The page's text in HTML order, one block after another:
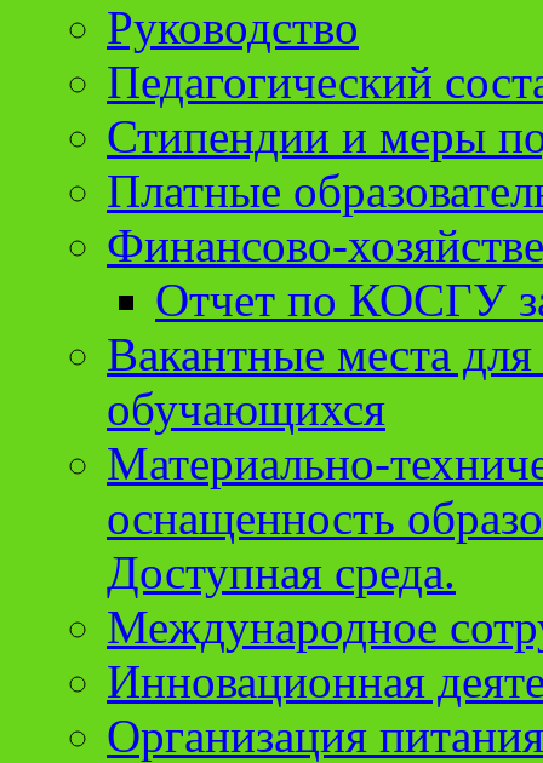
Руководство
Педагогический
Стипендии и меры
Платные
Финансово-
Отчет по КОСГУ
Вакантные места
обучающихся
Материально-
оснащенность
Доступная среда.
Международное
Инновационная
Организация